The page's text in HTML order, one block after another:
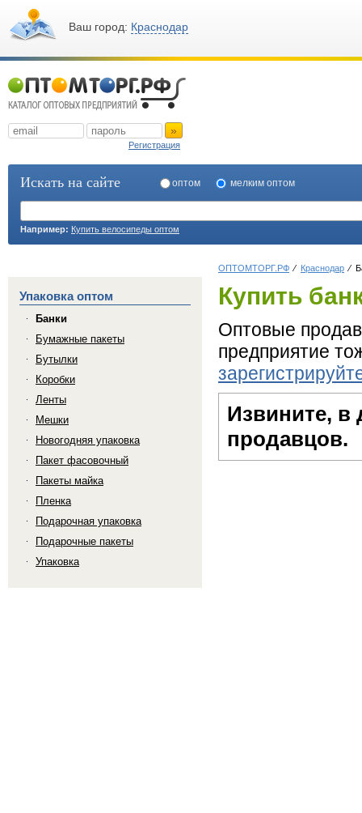
Ваш город: Краснодар
»
Регистрация
Искать на сайте оптом мелким оптом
Например: Купить велосипеды оптом
ОПТОМТОРГ.РФ Краснодар
Купить
Оптовые
предприятие
Извините, в
продавцов.
Упаковка оптом
Банки
Бумажные пакеты
Бутылки
Коробки
Ленты
Мешки
Новогодняя упаковка
Пакет фасовочный
Пакеты майка
Пленка
Подарочная упаковка
Подарочные пакеты
Упаковка